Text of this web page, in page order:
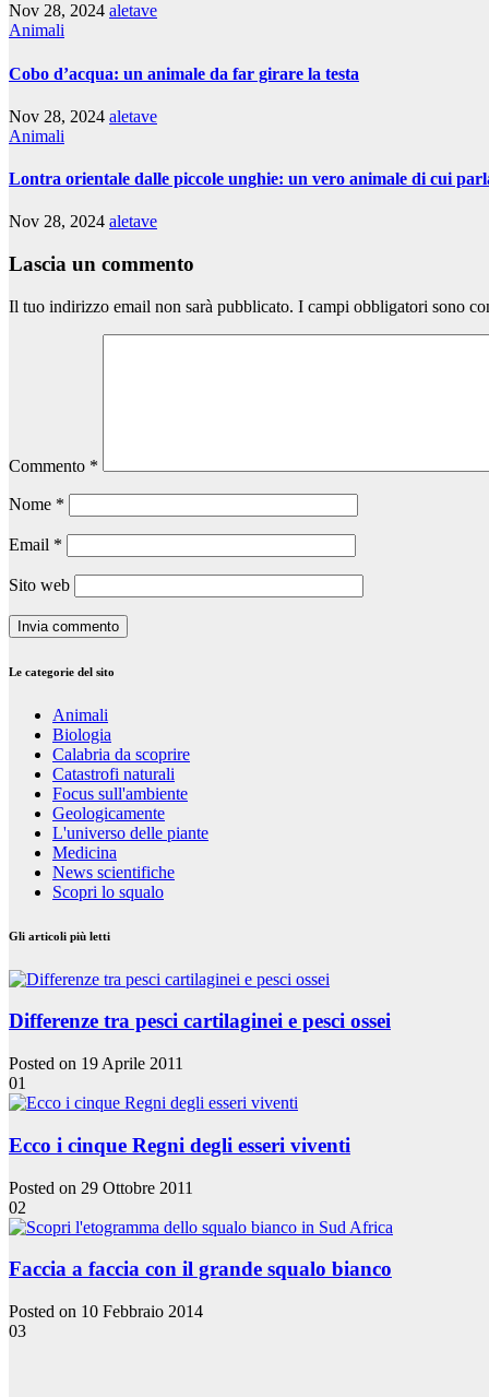
Nov 28, 2024 aletave
Animali
Cobo d’acqua: un animale da far girare la testa
Nov 28, 2024 aletave
Animali
Lontra orientale dalle piccole unghie: un vero animale di cui
Nov 28, 2024 aletave
Lascia un commento
Il tuo indirizzo email non sarà pubblicato. I campi obbligatori sono
Commento *
Nome *
Email *
Sito web
Le categorie del sito
Animali
Biologia
Calabria da scoprire
Catastrofi naturali
Focus sull'ambiente
Geologicamente
L'universo delle piante
Medicina
News scientifiche
Scopri lo squalo
Gli articoli più letti
Differenze tra pesci cartilaginei e pesci ossei
Posted on 19 Aprile 2011
01
Ecco i cinque Regni degli esseri viventi
Posted on 29 Ottobre 2011
02
Faccia a faccia con il grande squalo bianco
Posted on 10 Febbraio 2014
03